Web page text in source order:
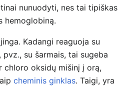
nunuodyti, nes tai tipiškas
hemoglobiną.
Kadangi reaguoja su
su šarmais, tai sugeba
oksidų mišinį į orą,
cheminis ginklas. Taigi, yra